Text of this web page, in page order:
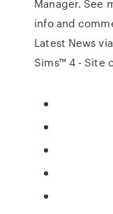
Manager. See
info and
Latest News
Sims™ 4 - Site